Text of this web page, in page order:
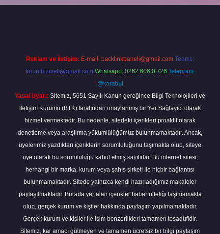
Reklam ve İletişim: E-mail: backlinkpaneli@gmail.com Teams:
forumhizmeti@gmail.com Whatsapp: 0262 606 0 726 Telegram:
@karabul
Yasal Uyarı: Sitemiz, 5651 Sayılı Kanun gereğince Bilgi Teknolojileri ve
İletişim Kurumu (BTK) tarafından onaylanmış bir Yer Sağlayıcı olarak
hizmet vermektedir. Bu nedenle, sitedeki içerikleri proaktif olarak
denetleme veya araştırma yükümlülüğümüz bulunmamaktadır. Ancak,
üyelerimiz yazdıkları içeriklerin sorumluluğunu taşımakta olup, siteye
üye olarak bu sorumluluğu kabul etmiş sayılırlar. Bu internet sitesi,
herhangi bir marka, kurum veya şahıs şirketi ile hiçbir bağlantısı
bulunmamaktadır. Sitede yalnızca kendi hazırladığımız makaleler
paylaşılmaktadır. Burada yer alan içerikler haber niteliği taşımamakta
olup, gerçek kurum ve kişiler hakkında paylaşım yapılmamaktadır.
Gerçek kurum ve kişiler ile isim benzerlikleri tamamen tesadüfidir.
Sitemiz, kar amacı gütmeyen ve tamamen ücretsiz bir bilgi paylaşım